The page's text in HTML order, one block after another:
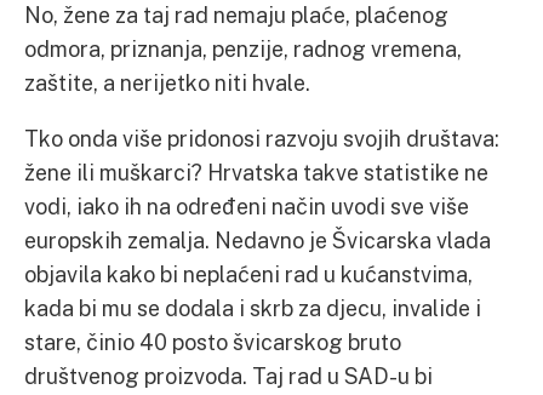
No, žene za taj rad nemaju plaće, plaćenog
odmora, priznanja, penzije, radnog vremena,
zaštite, a nerijetko niti hvale.
Tko onda više pridonosi razvoju svojih društava:
žene ili muškarci? Hrvatska takve statistike ne
vodi, iako ih na određeni način uvodi sve više
europskih zemalja. Nedavno je Švicarska vlada
objavila kako bi neplaćeni rad u kućanstvima,
kada bi mu se dodala i skrb za djecu, invalide i
stare, činio 40 posto švicarskog bruto
društvenog proizvoda. Taj rad u SAD-u bi